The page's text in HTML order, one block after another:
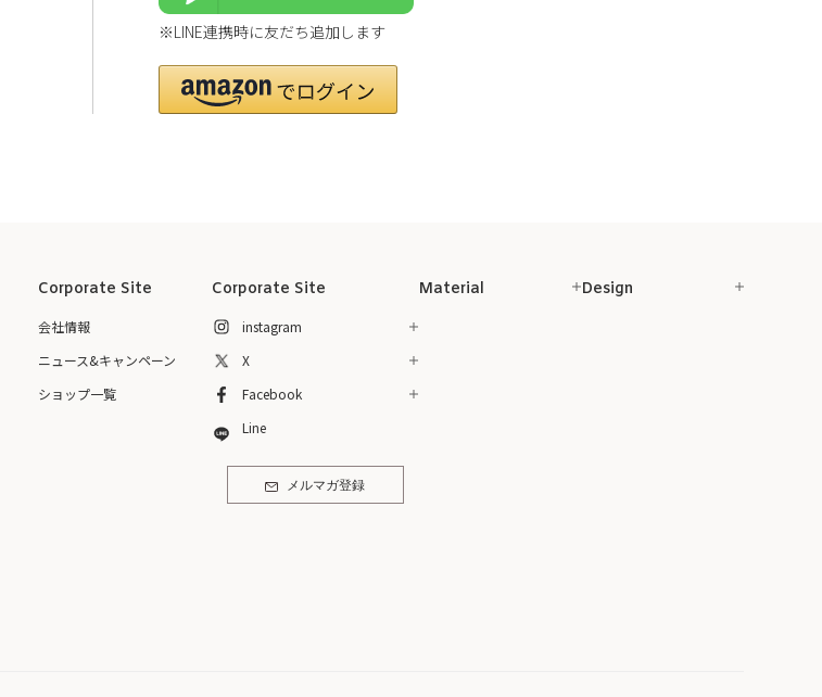
※LINE連携時に友だち追加します
Corporate Site
会社情報
ニュース&キャンペーン
ショップ一覧
Corporate Site
instagram
X
Facebook
Line
メルマガ登録
Material Design